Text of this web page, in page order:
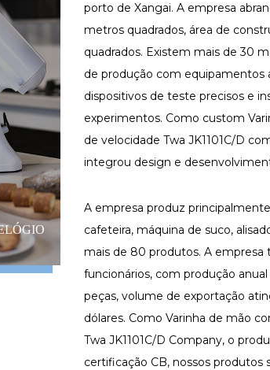
porto de Xangai. A empresa
metros quadrados, área de
quadrados. Existem mais de 30
de produção com equipamentos
dispositivos de teste precisos e
experimentos. Como custom
de velocidade Twa JK1101C/D
integrou design e
A empresa produz
cafeteira, máquina de suco,
mais de 80 produtos. A empresa
funcionários, com produção
peças, volume de exportação
dólares. Como Varinha de mão
Twa JK1101C/D Company, o
certificação CB, nossos produtos